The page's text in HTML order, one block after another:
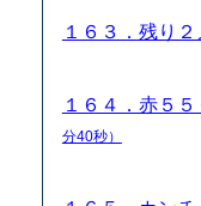
１６３．残り
１６４．赤５
分40秒）